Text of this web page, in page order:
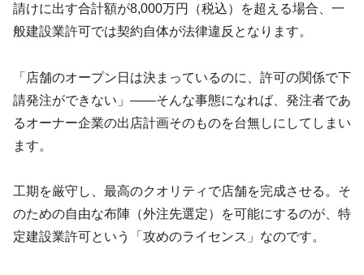
請けに出す合計額が8,000万円（税込）を超える場合、一
般建設業許可では契約自体が法律違反となります。
「店舗のオープン日は決まっているのに、許可の関係で下
請発注ができない」――そんな事態になれば、発注者であ
るオーナー企業の出店計画そのものを台無しにしてしまい
ます。
工期を厳守し、最高のクオリティで店舗を完成させる。そ
のための自由な布陣（外注先選定）を可能にするのが、特
定建設業許可という「攻めのライセンス」なのです。